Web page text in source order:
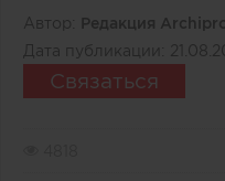
Автор:
Редакция
Дата публикации:
Связаться